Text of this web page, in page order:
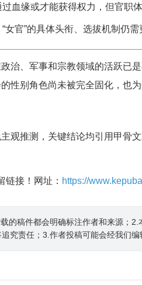
过血缘或才能获得权力，但官职
“女官”的具体头衔、选拔机制仍需
治、军事和宗教领域的活跃已
性别角色尚未被完全固化，也
观推测，关键结论均引用甲骨
链接！网址： https://
的稿件都会明确标注作者和来源；
究责任；3.作者投稿可能会经我们编